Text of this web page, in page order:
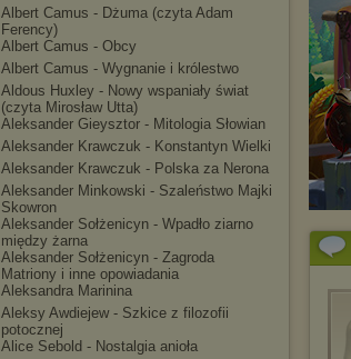
Albert Camus - Dżuma (czyta Adam
Ferency)
Albert Camus - Obcy
Albert Camus - Wygnanie i królestwo
Aldous Huxley - Nowy wspaniały świat
(czyta Mirosław Utta)
Aleksander Gieysztor - Mitologia Słowian
Aleksander Krawczuk - Konstantyn Wielki
Aleksander Krawczuk - Polska za Nerona
Aleksander Minkowski - Szaleństwo Majki
Skowron
Aleksander Sołżenicyn - Wpadło ziarno
między żarna
Aleksander Sołżenicyn - Zagroda
Matriony i inne opowiadania
Aleksandra Marinina
Aleksy Awdiejew - Szkice z filozofii
potocznej
Alice Sebold - Nostalgia anioła